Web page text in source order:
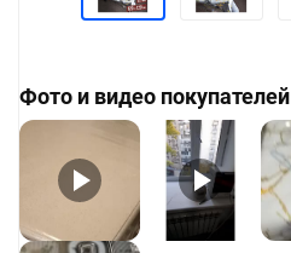
Фото и видео покупателей